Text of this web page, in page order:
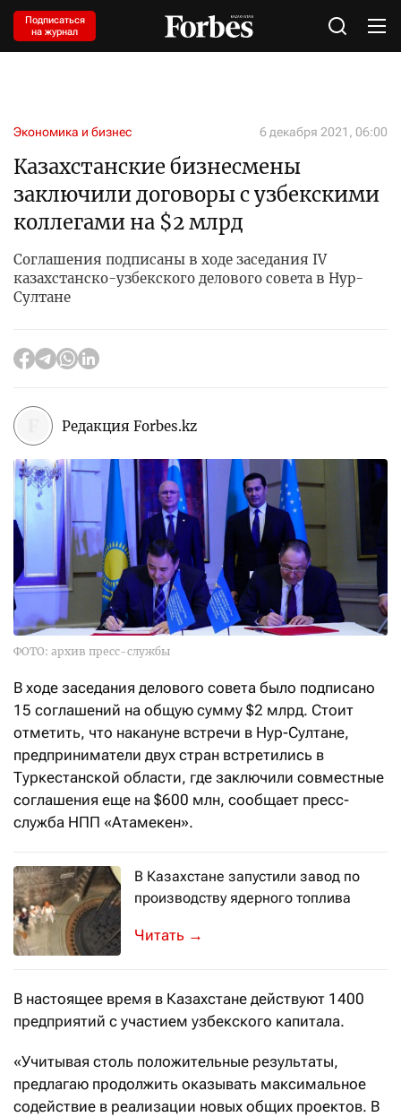
Подписаться
на журнал
Экономика и бизнес 6 декабря 2021, 06:00
Казахстанские бизнесмены
заключили договоры с узбекскими
коллегами на $2 млрд
Соглашения подписаны в ходе заседания IV
казахстанско-узбекского делового совета в Нур-
Султане
Редакция Forbes.kz
ФОТО: архив пресс-службы
В ходе заседания делового совета было подписано
15 соглашений на общую сумму $2 млрд. Стоит
отметить, что накануне встречи в Нур-Султане,
предприниматели двух стран встретились в
Туркестанской области, где заключили совместные
соглашения еще на $600 млн, сообщает пресс-
служба НПП «Атамекен».
В Казахстане запустили завод по
производству ядерного топлива
Тепловыделяющие сборки из Усть-
→
В настоящее время в Казахстане действуют 1400
предприятий с участием узбекского капитала.
«Учитывая столь положительные результаты,
предлагаю продолжить оказывать максимальное
содействие в реализации новых общих проектов. В